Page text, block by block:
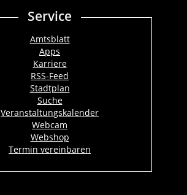
Service
Amtsblatt
Apps
Karriere
RSS-Feed
Stadtplan
Suche
Veranstaltungskalender
Webcam
Webshop
Termin vereinbaren